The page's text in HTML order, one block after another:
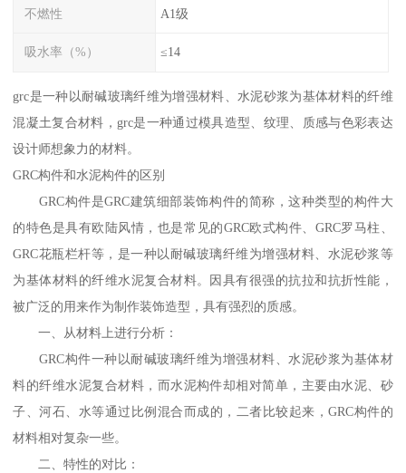
不燃性 A1级
吸水率（%） ≤14
grc是一种以耐碱玻璃纤维为增强材料、水泥砂浆为基体材料的纤维
混凝土复合材料，grc是一种通过模具造型、纹理、质感与色彩表达
设计师想象力的材料。
GRC构件和水泥构件的区别
GRC构件是GRC建筑细部装饰构件的简称，这种类型的构件大
的特色是具有欧陆风情，也是常见的GRC欧式构件、GRC罗马柱、
GRC花瓶栏杆等，是一种以耐碱玻璃纤维为增强材料、水泥砂浆等
为基体材料的纤维水泥复合材料。因具有很强的抗拉和抗折性能，
被广泛的用来作为制作装饰造型，具有强烈的质感。
一、从材料上进行分析：
GRC构件一种以耐碱玻璃纤维为增强材料、水泥砂浆为基体材
料的纤维水泥复合材料，而水泥构件却相对简单，主要由水泥、砂
子、河石、水等通过比例混合而成的，二者比较起来，GRC构件的
材料相对复杂一些。
二、特性的对比：